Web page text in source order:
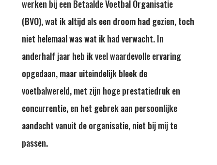
werken bij een Betaalde Voetbal Organisatie
(BVO), wat ik altijd als een droom had gezien, toch
niet helemaal was wat ik had verwacht. In
anderhalf jaar heb ik veel waardevolle ervaring
opgedaan, maar uiteindelijk bleek de
voetbalwereld, met zijn hoge prestatiedruk en
concurrentie, en het gebrek aan persoonlijke
aandacht vanuit de organisatie, niet bij mij te
passen.